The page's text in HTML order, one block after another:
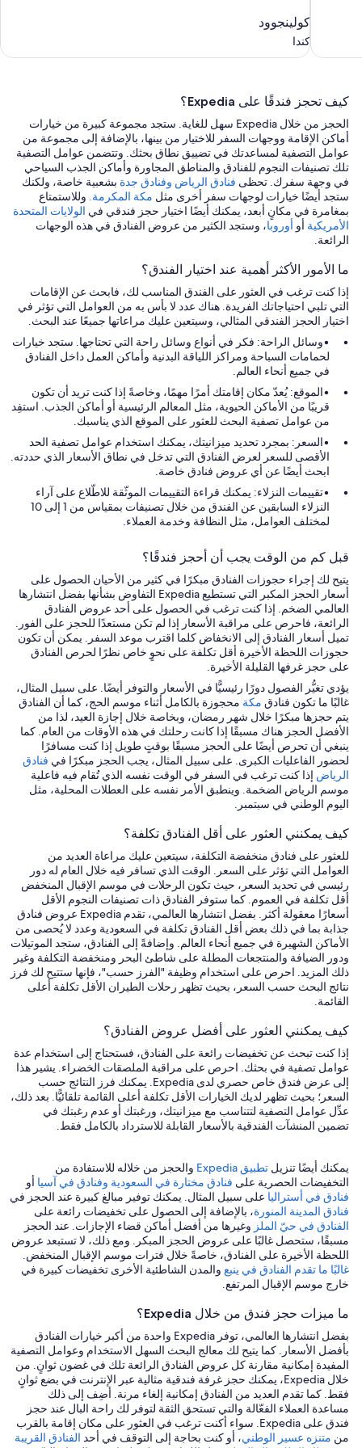
كولينجوود
كندا
كولينجوود
كندا
كيف تحجز فندقًا على Expedia؟
الحجز من خلال Expedia سهل للغاية. ستجد مجموعة كبيرة من خيارات
أماكن الإقامة ووجهات السفر للاختيار من بينها، بالإضافة إلى مجموعة من
عوامل التصفية لمساعدتك في تضييق نطاق بحثك. وتتضمن عوامل التصفية
تلك تصنيفات النجوم للفنادق والمناطق المجاورة وأماكن الجذب السياحي
في وجهة سفرك. تحظى فنادق الرياض وفنادق جدة بشعبية خاصة، ولكنك
ستجد أيضًا خيارات لوجهات سفر أخرى مثل مكة المكرمة. وللاستمتاع
بمغامرة في مكانٍ أبعد، يمكنك أيضًا اختيار حجز فندقي في الولايات المتحدة
الأمريكية أو أوروبا، وستجد الكثير من عروض الفنادق في هذه الوجهات
الرائعة.
ما الأمور الأكثر أهمية عند اختيار الفندق؟
إذا كنت ترغب في العثور على الفندق المناسب لك، فابحث عن الإقامات
التي تلبي احتياجاتك الفريدة. هناك عدد لا بأس به من العوامل التي تؤثر في
اختيار الحجز الفندقي المثالي، وسيتعين عليك مراعاتها جميعًا عند البحث.
وسائل الراحة: فكر في أنواع وسائل راحة التي تحتاجها. ستجد خيارات
لحمامات السباحة ومراكز اللياقة البدنية وأماكن العمل داخل الفنادق
في جميع أنحاء العالم.
الموقع: يُعدّ مكان إقامتك أمرًا مهمًا، وخاصةً إذا كنت تريد أن تكون
قريبًا من الأماكن الحيوية، مثل المعالم الرئيسية أو أماكن الجذب. استفِد
من عوامل تصفية البحث للعثور على الموقع الذي يناسبك.
السعر: بمجرد تحديد ميزانيتك، يمكنك استخدام عوامل تصفية الحد
الأقصى للسعر لعرض الفنادق التي تدخل في نطاق الأسعار الذي حددته.
ابحث أيضًا عن أي عروض فنادق خاصة.
تقييمات النزلاء: يمكنك قراءة التقييمات الموثّقة للاطّلاع على آراء
النزلاء السابقين عن الفندق من خلال تصنيفات بمقياس من 1 إلى 10
لمختلف العوامل، مثل النظافة وخدمة العملاء.
قبل كم من الوقت يجب أن أحجز فندقًا؟
يتيح لك إجراء حجوزات الفنادق مبكرًا في كثير من الأحيان الحصول على
أسعار الحجز المكبر التي تستطيع Expedia التفاوض بشأنها بفضل انتشارها
العالمي الضخم. إذا كنت ترغب في الحصول على أحد عروض الفنادق
الرائعة، فاحرص على مراقبة الأسعار إذا لم تكن مستعدًا للحجز على الفور.
تميل أسعار الفنادق إلى الانخفاض كلما اقترب موعد السفر. يمكن أن تكون
حجوزات اللحظة الأخيرة أقل تكلفة على نحوٍ خاص نظرًا لحرص الفنادق
على حجز غرفها القليلة الأخيرة.
يؤدي تغيُّر الفصول دورًا رئيسيًّا في الأسعار والتوفر أيضًا. على سبيل المثال،
غالبًا ما تكون فنادق مكة محجوزة بالكامل أثناء موسم الحج، كما أن الفنادق
يتم حجزها مبكرًا خلال شهر رمضان، وبخاصة خلال إجازة العيد، لذا من
الأفضل الحجز هناك مسبقًا إذا كانت رحلتك في هذه الأوقات من العام. كما
ينبغي أن تحرص أيضًا على الحجز مسبقًا بوقتٍ طويل إذا كنت مسافرًا
لحضور الفاعليات الكبرى. على سبيل المثال، يجب الحجز مبكرًا في فنادق
الرياض إذا كنت ترغب في السفر في الوقت نفسه الذي تُقام فيه فاعلية
موسم الرياض الضخمة. وينطبق الأمر نفسه على العطلات المحلية، مثل
اليوم الوطني في سبتمبر.
كيف يمكنني العثور على أقل الفنادق تكلفة؟
للعثور على فنادق منخفضة التكلفة، سيتعين عليك مراعاة العديد من
العوامل التي تؤثر على السعر. الوقت الذي تسافر فيه خلال العام له دور
رئيسي في تحديد السعر، حيث تكون الرحلات في موسم الإقبال المنخفض
أقل تكلفة في العموم. كما ستوفر الفنادق ذات تصنيفات النجوم الأقل
أسعارًا معقولة أكثر. بفضل انتشارها العالمي، تقدم Expedia عروض فنادق
جذابة بما في ذلك بعض أقل الفنادق تكلفة في السعودية وعدد لا يُحصى من
الأماكن الشهيرة في جميع أنحاء العالم. وإضافةً إلى الفنادق، ستجد الموتيلات
ودور الضيافة والمنتجعات المطلة على شاطئ البحر ومنخفضة التكلفة وغير
ذلك المزيد. احرص على استخدام وظيفة "الفرز حسب"، فإنها ستتيح لك فرز
نتائج البحث حسب السعر، بحيث تظهر رحلات الطيران الأقل تكلفة أعلى
القائمة.
كيف يمكنني العثور على أفضل عروض الفنادق؟
إذا كنت تبحث عن تخفيضات رائعة على الفنادق، فستحتاج إلى استخدام عدة
عوامل تصفية في بحثك. احرص على مراقبة الملصقات الخضراء. يشير هذا
إلى عرض فندق خاص حصري لدى Expedia. يمكنك فرز النتائج حسب
السعر؛ بحيث تظهر لديك الخيارات الأقل تكلفة أعلى القائمة تلقائيًّا. بعد ذلك،
عدِّل عوامل التصفية لتتناسب مع ميزانيتك، ورغبتك أو عدم رغبتك في
تضمين المنشآت الفندقية بالأسعار القابلة للاسترداد بالكامل فقط.
يمكنك أيضًا تنزيل تطبيق Expedia
والحجز من خلاله للاستفادة من
التخفيضات الحصرية على فنادق مختارة في السعودية وفنادق في آسيا أو
فنادق في أستراليا على سبيل المثال. يمكنك توفير مبالغ كبيرة عند الحجز في
فنادق المدينة المنورة، بالإضافة إلى الحصول على تخفيضات رائعة على
الفنادق في حيّ الملز وغيرها من أفضل أماكن قضاء الإجازات. عند الحجز
مسبقًا، ستحصل غالبًا على عروض الحجز المبكر. ومع ذلك، لا تستبعد عروض
اللحظة الأخيرة على الفنادق، خاصةً خلال فترات موسم الإقبال المنخفض.
غالبًا ما تقدم الفنادق في ينبع والمدن الشاطئية الأخرى تخفيضات كبيرة في
خارج موسم الإقبال المرتفع.
ما ميزات حجز فندق من خلال Expedia؟
بفضل انتشارها العالمي، توفر Expedia واحدة من أكبر خيارات الفنادق
بأفضل الأسعار. كما يتيح لك معالج البحث السهل الاستخدام وعوامل التصفية
المفيدة إمكانية مقارنة كل عروض الفنادق الرائعة تلك في غضون ثوانٍ. من
خلال Expedia، يمكنك حجز غرفة فندقية مثالية عبر الإنترنت في بضع ثوانٍ
فقط. كما تقدم العديد من الفنادق إمكانية إلغاء مرنة. أضِف إلى ذلك
مساعدة العملاء الفعّالة والتي تستحق الثقة لتوفر لك راحة البال عند حجز
فندق على Expedia. سواء أكنت ترغب في العثور على مكان إقامة بالقرب
من متنزه عسير الوطني، أو كنت بحاجة إلى التوقف في أحد الفنادق القريبة